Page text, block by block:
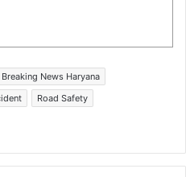
Breaking News Haryana
Road Safety